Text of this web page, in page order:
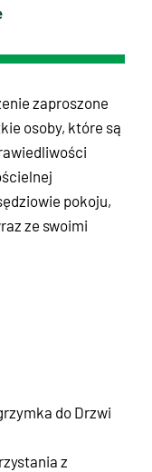
zaproszone
osoby, które są
pokoju,
ze swoimi
do Drzwi
z